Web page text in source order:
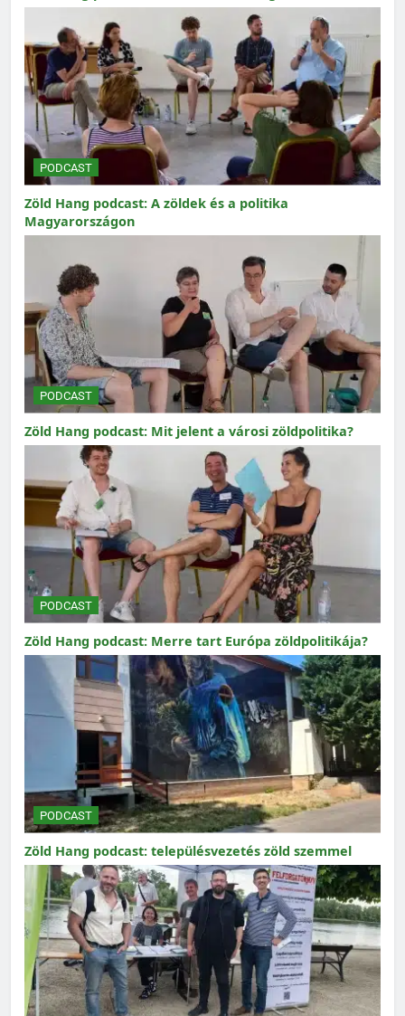
PODCAST
Zöld Hang podcast: A zöldek és a politika
Magyarországon
PODCAST
Zöld Hang podcast: Mit jelent a városi zöldpolitika?
PODCAST
Zöld Hang podcast: Merre tart Európa zöldpolitikája?
PODCAST
Zöld Hang podcast: településvezetés zöld szemmel